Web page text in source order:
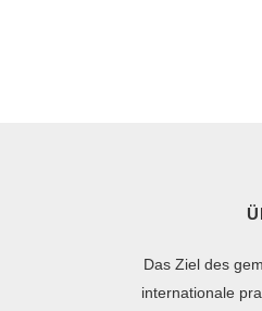
Das Ziel des
internationale